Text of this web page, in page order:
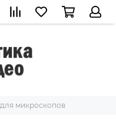
микроскопов